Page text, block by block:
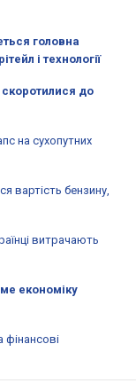
головна
і технології
скоротилися до
на сухопутних
вартість бензину,
витрачають
економіку
фінансові